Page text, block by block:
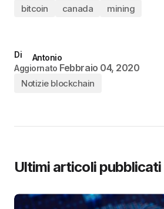
bitcoin canada mining
Di
Antonio
Aggiornato Febbraio 04, 2020
Notizie blockchain
Ultimi articoli pubblicati